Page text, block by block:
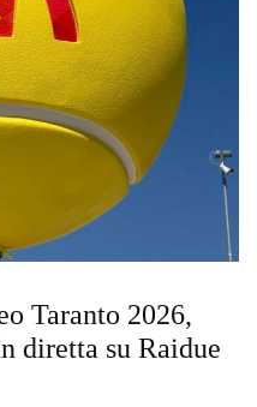
Taranto 2026,
diretta su Raidue